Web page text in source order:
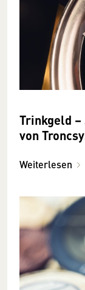
Trinkgeld
von
Weiterlesen